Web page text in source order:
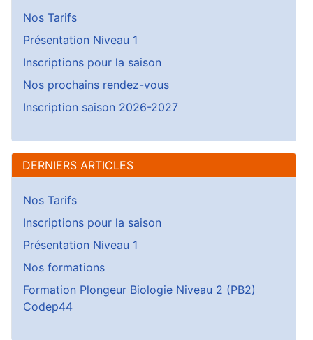
Nos Tarifs
Présentation Niveau 1
Inscriptions pour la saison
Nos prochains rendez-vous
Inscription saison 2026-2027
DERNIERS ARTICLES
Nos Tarifs
Inscriptions pour la saison
Présentation Niveau 1
Nos formations
Formation Plongeur Biologie Niveau 2 (PB2)
Codep44